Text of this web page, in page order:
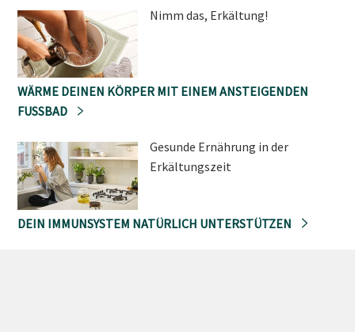
Nimm das, Erkältung!
WÄRME DEINEN KÖRPER MIT EINEM ANSTEIGENDEN
FUSSBAD
Gesunde Ernährung in der
Erkältungszeit
DEIN IMMUNSYSTEM NATÜRLICH UNTERSTÜTZEN